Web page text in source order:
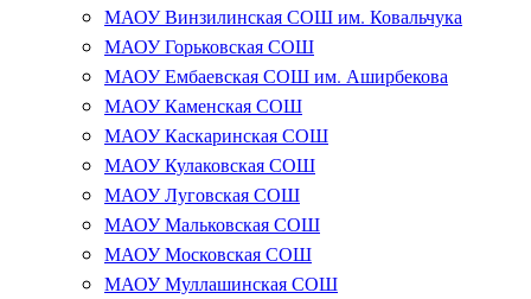
МАОУ Винзилинская СОШ им. Ковальчука
МАОУ Горьковская СОШ
МАОУ Ембаевская СОШ им. Аширбекова
МАОУ Каменская СОШ
МАОУ Каскаринская СОШ
МАОУ Кулаковская СОШ
МАОУ Луговская СОШ
МАОУ Мальковская СОШ
МАОУ Московская СОШ
МАОУ Муллашинская СОШ